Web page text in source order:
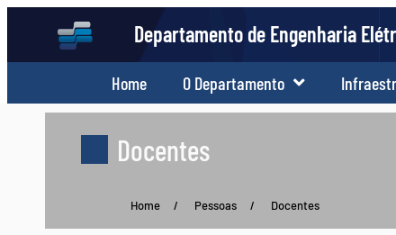
Departamento de Engenharia
Home O Departamento
Docentes
Home / Pessoas / Docentes